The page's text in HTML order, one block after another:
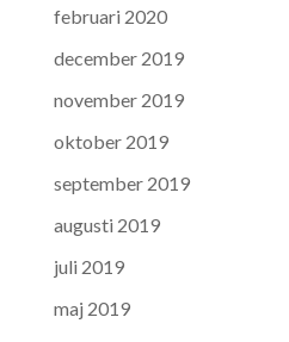
februari 2020
december 2019
november 2019
oktober 2019
september 2019
augusti 2019
juli 2019
maj 2019